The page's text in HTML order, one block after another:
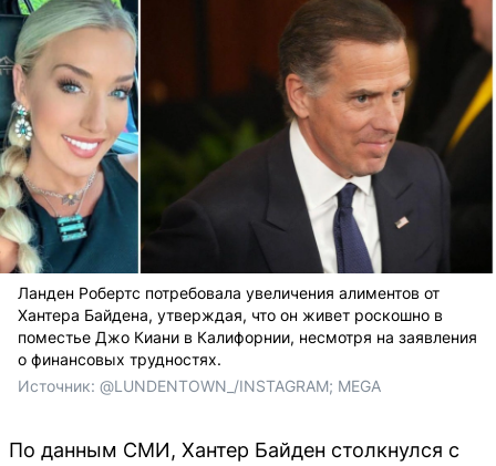
Ланден Робертс потребовала увеличения алиментов от
Хантера Байдена, утверждая, что он живет роскошно в
поместье Джо Киани в Калифорнии, несмотря на заявления
о финансовых трудностях.
Источник: @LUNDENTOWN_/INSTAGRAM; MEGA
По данным СМИ, Хантер Байден столкнулся с